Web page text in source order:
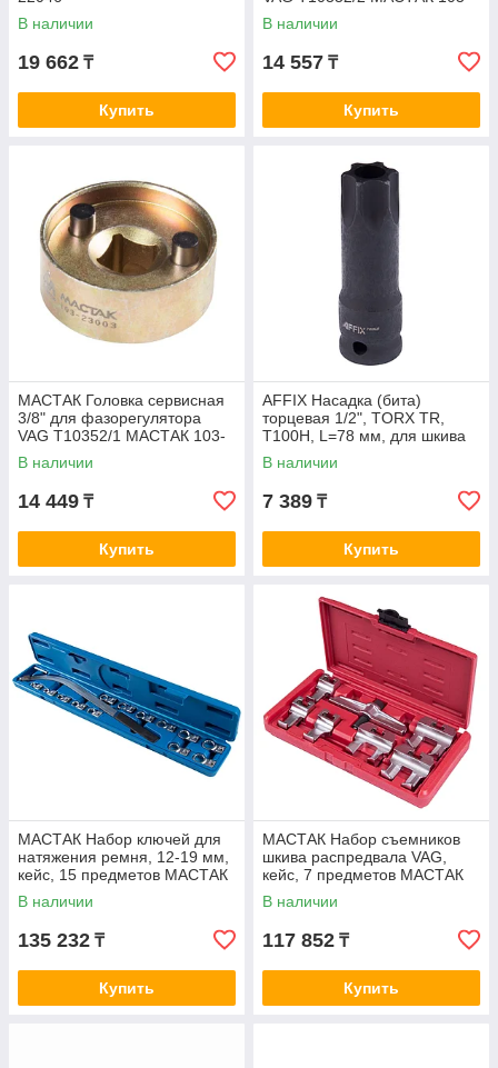
В наличии
19 662 ₸
Купить
23002
В наличии
14 557 ₸
Купить
МАСТАК Головка сервисная
3/8" для фазорегулятора
VAG T10352/1 МАСТАК 103-
23003
В наличии
14 449 ₸
Купить
AFFIX Насадка (бита)
торцевая 1/2", TORX TR,
T100H, L=78 мм, для шкива
распредвала AFFIX
AF10321301
В наличии
7 389 ₸
Купить
МАСТАК Набор ключей для
натяжения ремня, 12-19 мм,
кейс, 15 предметов МАСТАК
103-20115C
В наличии
135 232 ₸
Купить
МАСТАК Набор съемников
шкива распредвала VAG,
кейс, 7 предметов МАСТАК
103-20007C
В наличии
117 852 ₸
Купить